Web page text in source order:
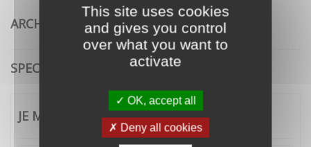
This site uses cookies
and gives you control
over what you want to
activate
OK, accept all
Deny all cookies
ARCHITECTURE
SPECTACLE VIVANT
JE ME CONNECTE